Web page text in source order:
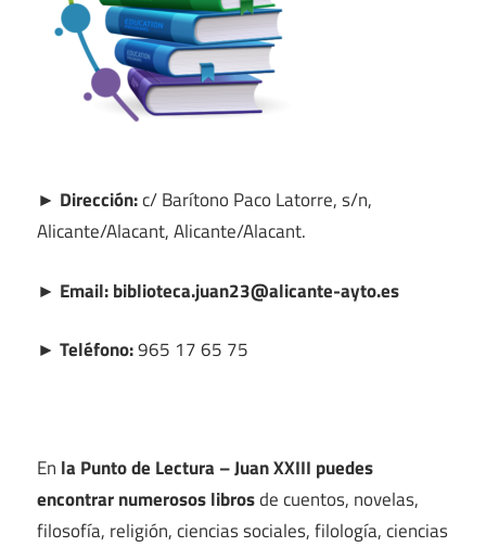
► Dirección:c/ Barítono Paco Latorre, s/n,
Alicante/Alacant, Alicante/Alacant.
► Email: biblioteca.juan23@alicante-ayto.es
► Teléfono:965 17 65 75
En la Punto de Lectura – Juan XXIII puedes
encontrar numerosos librosde cuentos, novelas,
filosofía, religión, ciencias sociales, filología, ciencias